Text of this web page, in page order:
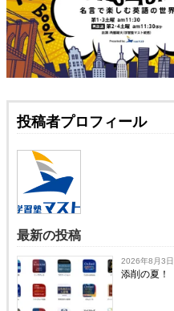
投稿者プロフィール
最新の投稿
2026年8月3日
添削の夏！